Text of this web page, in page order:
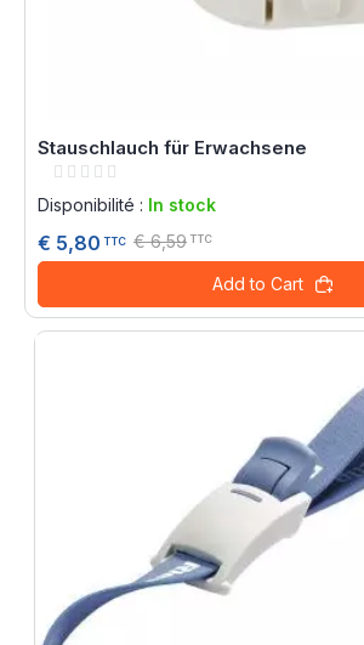
Stauschlauch für Erwachsene
Rating:
Disponibilité : In stock
€ 5,80 TTC € 6,59 TTC
Add to Cart